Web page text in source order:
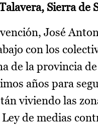
Sierra de
José
con los
de la provincia
años para
viviendo las
de medias